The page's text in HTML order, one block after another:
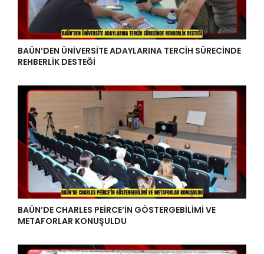
BAÜN’DEN ÜNİVERSİTE ADAYLARINA TERCİH SÜRECİNDE
REHBERLİK DESTEĞİ
BAÜN’DE CHARLES PEİRCE’İN GÖSTERGEBİLİMİ VE
METAFORLAR KONUŞULDU